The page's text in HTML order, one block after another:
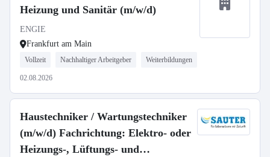
Heizung und Sanitär (m/w/d)
ENGIE
Frankfurt am Main
Vollzeit Nachhaltiger Arbeitgeber Weiterbildungen
02.08.2026
Haustechniker / Wartungstechniker
(m/w/d) Fachrichtung: Elektro- oder
Heizungs-, Lüftungs- und